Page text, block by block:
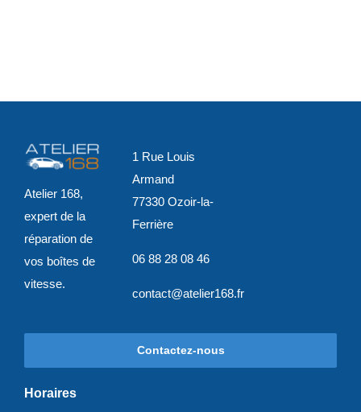
Atelier 168,
expert de la
réparation de
vos boîtes de
vitesse.
1 Rue Louis
Armand
77330 Ozoir-la-
Ferrière
06 88 28 08 46
contact@atelier168.fr
Contactez-nous
Horaires